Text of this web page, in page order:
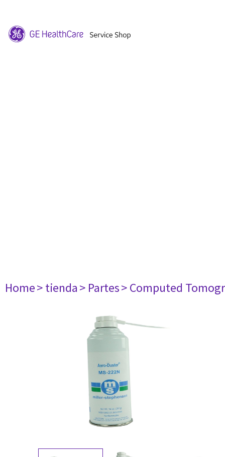
Home> tienda> Partes> Computed